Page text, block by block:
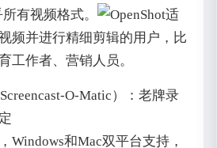
有视频格式。
适
频并进行精细剪辑的用户，比
工作者、营销人员。
O-Matic）：老牌录
Windows和Mac双平台支持，